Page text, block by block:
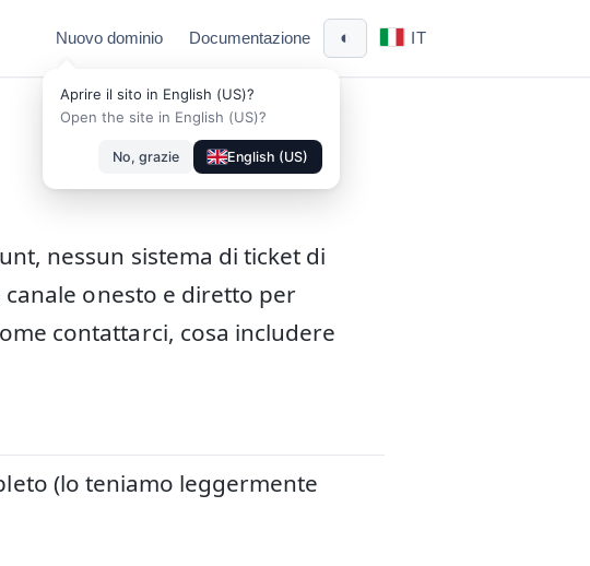
Nuovo dominio Documentazione ◐ IT
Aprire il sito in English (US)?
Open the site in English (US)?
No, grazie English (US)
nessun sistema di ticket di
onesto e diretto per
contattarci, cosa includere
(lo teniamo leggermente